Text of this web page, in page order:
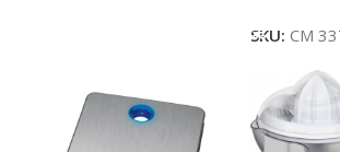
SKU: CM